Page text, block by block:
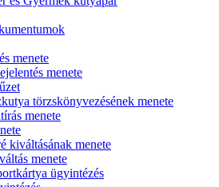
menete
menete
törzskönyvezésének menete
menete
kiváltásának menete
menete
ügyintézés